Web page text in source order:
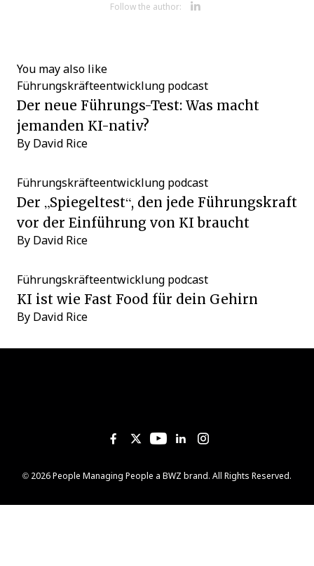
Follow the author:
You may also like
Führungskräfteentwicklung podcast
Der neue Führungs-Test: Was macht
jemanden KI-nativ?
By David Rice
Führungskräfteentwicklung podcast
Der „Spiegeltest“, den jede Führungskraft
vor der Einführung von KI braucht
By David Rice
Führungskräfteentwicklung podcast
KI ist wie Fast Food für dein Gehirn
By David Rice
Like us on Facebook
Follow us on Twitter
Follow us on
Add us on
Follow us on
© 2026 People Managing People a BWZ Opens new window
brand. All Rights Reserved.